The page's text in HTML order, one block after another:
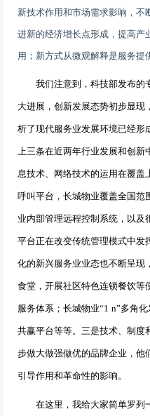
新技术作用和市场需求影响，
进新的经济增长点形成，提高
用；新方式从微观解释是服务提
我们注意到，科技部发布的
大进展，创新发展态势初步显现
析了现代服务业发展环境已经形
上三条在近两年行业发展和创新
息技术、网络技术的运用在覆盖
呼叫平台，长城物业覆盖全国范
业内部管理远程控制系统，以及
平台正在改变传统管理模式中发
化的新兴服务业业态也不断呈现
食堂，开展社区特色连锁餐饮等
服务体系；长城物业“1 n”多角
共赢平台等等。三是技术、制度
步做大做强做优的品牌企业，他
引导作用和革命性的影响。
在这里，我给大家简单罗列